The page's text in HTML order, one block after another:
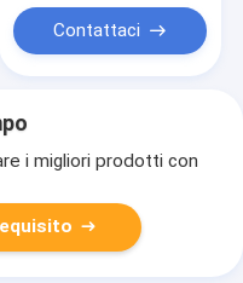
Contattaci
i migliori prodotti con